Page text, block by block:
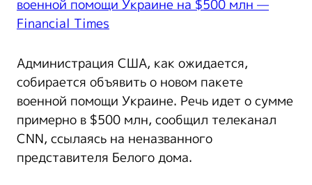
Администрация США, как ожидается,
собирается объявить о новом пакете
военной помощи Украине. Речь идет о сумме
примерно в $500 млн, сообщил телеканал
CNN, ссылаясь на неназванного
представителя Белого дома.